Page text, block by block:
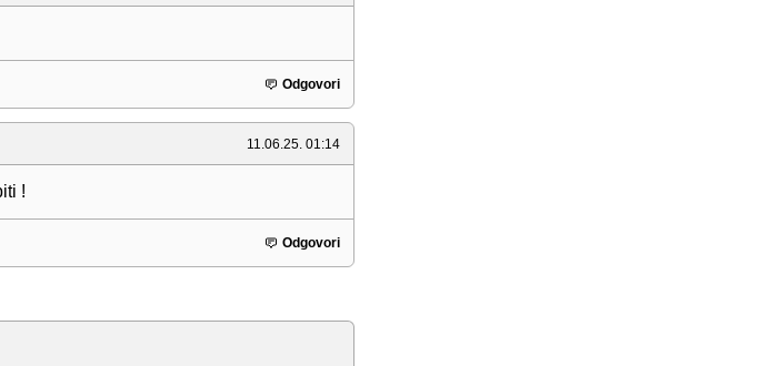
Odgovori
11.06.25. 01:14
!
Odgovori